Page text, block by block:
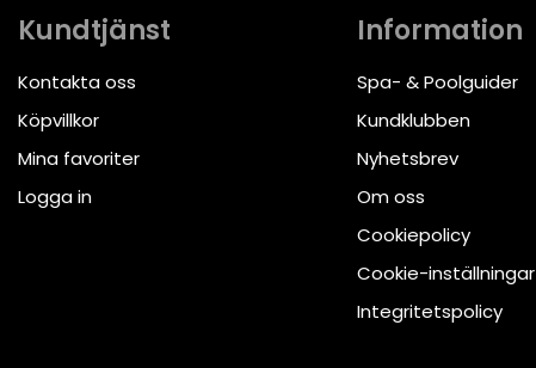
Kundtjänst
Kontakta oss
Köpvillkor
Mina favoriter
Logga in
Information
Spa- & Poolguider
Kundklubben
Nyhetsbrev
Om oss
Cookiepolicy
Cookie-inställningar
Integritetspolicy